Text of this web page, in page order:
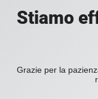
Stiamo
Grazie per la